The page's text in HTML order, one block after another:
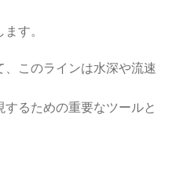
す。
このラインは水深や流速
るための重要なツールと